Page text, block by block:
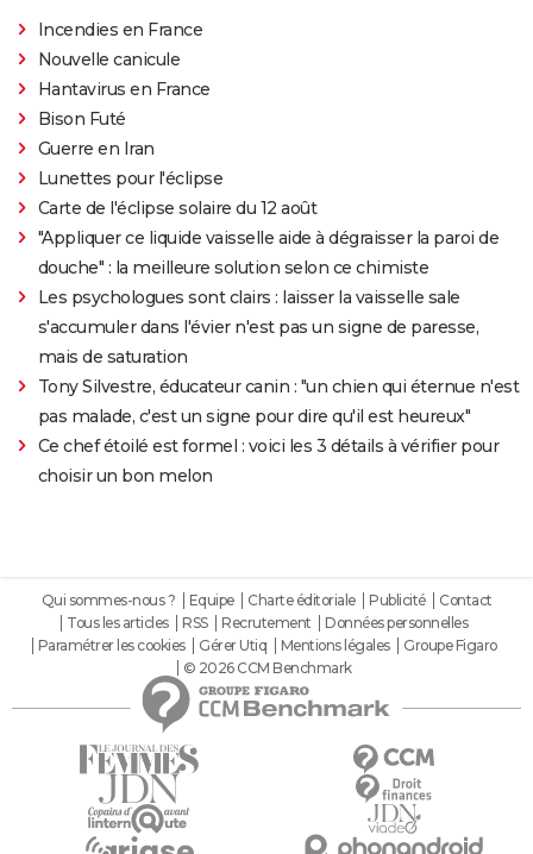
Incendies en France
Nouvelle canicule
Hantavirus en France
Bison Futé
Guerre en Iran
Lunettes pour l'éclipse
Carte de l'éclipse solaire du 12 août
"Appliquer ce liquide vaisselle aide à dégraisser la paroi de
douche" : la meilleure solution selon ce chimiste
Les psychologues sont clairs : laisser la vaisselle sale
s'accumuler dans l'évier n'est pas un signe de paresse,
mais de saturation
Tony Silvestre, éducateur canin : "un chien qui éternue n'est
pas malade, c'est un signe pour dire qu'il est heureux"
Ce chef étoilé est formel : voici les 3 détails à vérifier pour
choisir un bon melon
Qui sommes-nous ? Equipe Charte éditoriale Publicité
Contact
Tous les articles
RSS Recrutement
Données personnelles
Paramétrer les cookies
Gérer Utiq Mentions légales
Groupe Figaro
© 2026 CCM Benchmark